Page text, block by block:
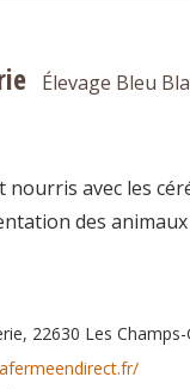
Élevage Bleu
nourris avec les
des
22630 Les Champs-